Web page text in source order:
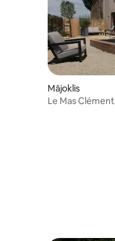
Mājoklis
Le Mas Clément